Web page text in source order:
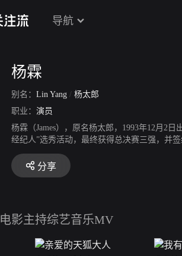
导航
杨霖
别名： Lin Yang / 杨太郎
职业： 演员
杨霖（James），原名杨太郎，1993年12月2
经纪人”选秀活动，最终获得总决赛三强，并
艺圈；同年，主演都市校园网络剧《我的老
年，与朱元冰、邢菲、商侃、杜子名等演员
晗、李艺彤、杨韫玉等人主演玄幻校园网络
饰演徐星辰。11月18日，出演的现实主义公
TV助推乡村振兴战略发展纪录片《果味香村
分享
电影主持综艺音乐MV